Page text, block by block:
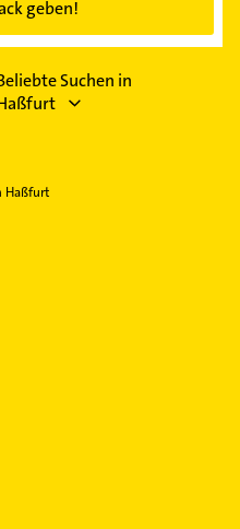
geben!
Suchen in
Haßfurt